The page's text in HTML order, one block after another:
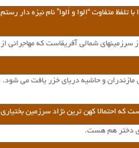
تلفظ متفاوت “اِلوا و اَلوا” نام نیزه دار
سرزمینهای شمالی آفریقاست که مهاجرانی از
مازندران و حاشیه دریای خزر یافت می شود.
که احتمالا کهن ترین نژاد سرزمین